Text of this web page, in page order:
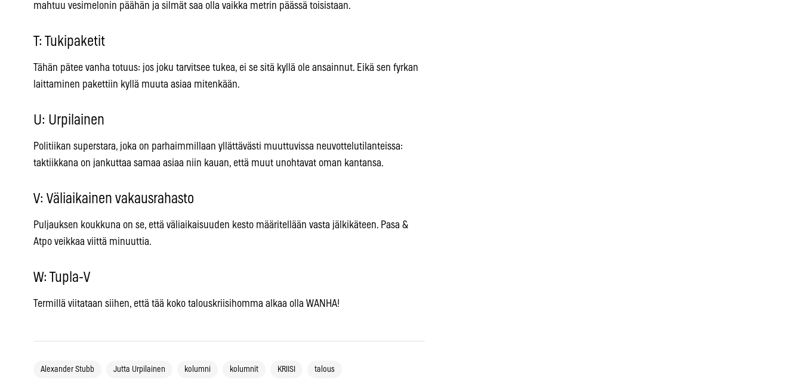
mahtuu vesimelonin päähän ja silmät saa olla vaikka metrin päässä toisistaan.
T: Tukipaketit
Tähän pätee vanha totuus: jos joku tarvitsee tukea, ei se sitä kyllä ole ansainnut. Eikä sen fyrkan
laittaminen pakettiin kyllä muuta asiaa mitenkään.
U: Urpilainen
Politiikan superstara, joka on parhaimmillaan yllättävästi muuttuvissa neuvottelutilanteissa:
taktiikkana on jankuttaa samaa asiaa niin kauan, että muut unohtavat oman kantansa.
V: Väliaikainen vakausrahasto
Puljauksen koukkuna on se, että väliaikaisuuden kesto määritellään vasta jälkikäteen. Pasa &
Atpo veikkaa viittä minuuttia.
W: Tupla-V
Termillä viitataan siihen, että tää koko talouskriisihomma alkaa olla WANHA!
Alexander Stubb Jutta Urpilainen kolumni kolumnit KRIISI talous